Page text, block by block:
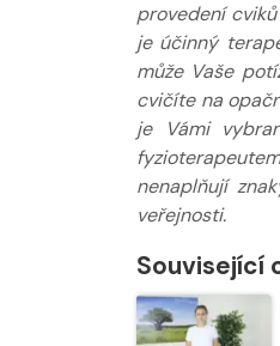
provedení
je účinný
může Vaše
cvičíte na
je Vámi
nenaplňují
veřejnosti.
Související